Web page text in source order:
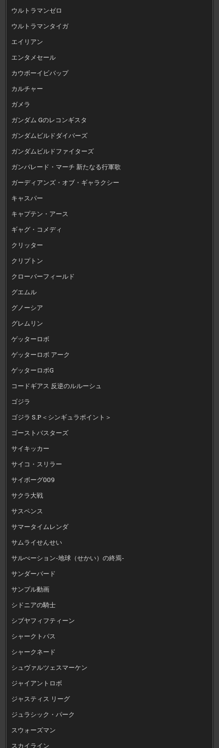
ウルトラマンゼロ
ウルトラマンタイガ
エイリアン
エンタメセール
カウボーイビバップ
カルチャー
ガメラ
ガンダム Gのレコンギスタ
ガンダムビルドダイバーズ
ガンダムビルドファイターズ
ガンパレード・マーチ 新たなる行軍歌
ガーディアンズ・オブ・ギャラクシー
キャスパー
キャプテン・アース
ギャグ・コメディ
クリッター
クリプトン
クローバーフィールド
グエムル
グノーシア
グレムリン
ゲッターロボ
ゲッターロボ アーク
ゲッターロボG
コードギアス 反逆のルルーシュ
ゴジラ
ゴジラ S.P＜シンギュラポイント＞
ゴーストバスターズ
サイキッカー
サイコ・スリラー
サイボーグ009
サクラ大戦
サスペンス
サマータイムレンダ
サムライせんせい
サルべーション-地球（せかい）の終焉-
サンダーバード
サンプル動画
シドニアの騎士
シブヤフィフティーン
シャークトパス
シャークネード
シュヴァルツェスマーケン
ジャイアントロボ
ジャスティス リーグ
ジュラシック・パーク
スウォーズマン
スカイライン